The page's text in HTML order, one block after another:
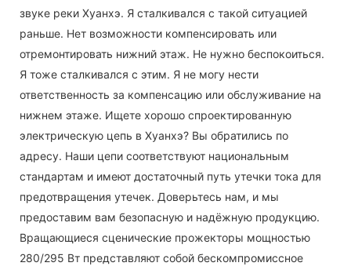
звуке реки Хуанхэ. Я сталкивался с такой ситуацией
раньше. Нет возможности компенсировать или
отремонтировать нижний этаж. Не нужно беспокоиться.
Я тоже сталкивался с этим. Я не могу нести
ответственность за компенсацию или обслуживание на
нижнем этаже. Ищете хорошо спроектированную
электрическую цепь в Хуанхэ? Вы обратились по
адресу. Наши цепи соответствуют национальным
стандартам и имеют достаточный путь утечки тока для
предотвращения утечек. Доверьтесь нам, и мы
предоставим вам безопасную и надёжную продукцию.
Вращающиеся сценические прожекторы мощностью
280/295 Вт представляют собой бескомпромиссное